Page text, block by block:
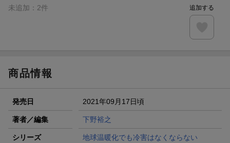
エントリー＆3,000円以上購入で無料データSIM（3GB/月プ
楽天モバイル紹介キャンペーンの拡散で300円OFFクーポン
未追加： 2件 追加する
商品情報
発売日 2021年09月17日頃
著者／編集 下野裕之
シリーズ 地球温暖化でも冷害はなくならない